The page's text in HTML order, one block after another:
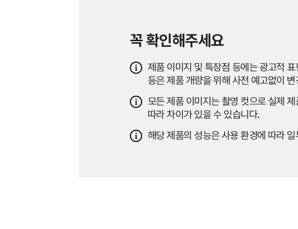
꼭 확인해주세요
제품 이미지 및 특장점 등에는 광고적
등은 제품 개량을 위해 사전 예고없이
모든 제품 이미지는 촬영 컷으로 실제
따라 차이가 있을 수 있습니다.
해당 제품의 성능은 사용 환경에 따라